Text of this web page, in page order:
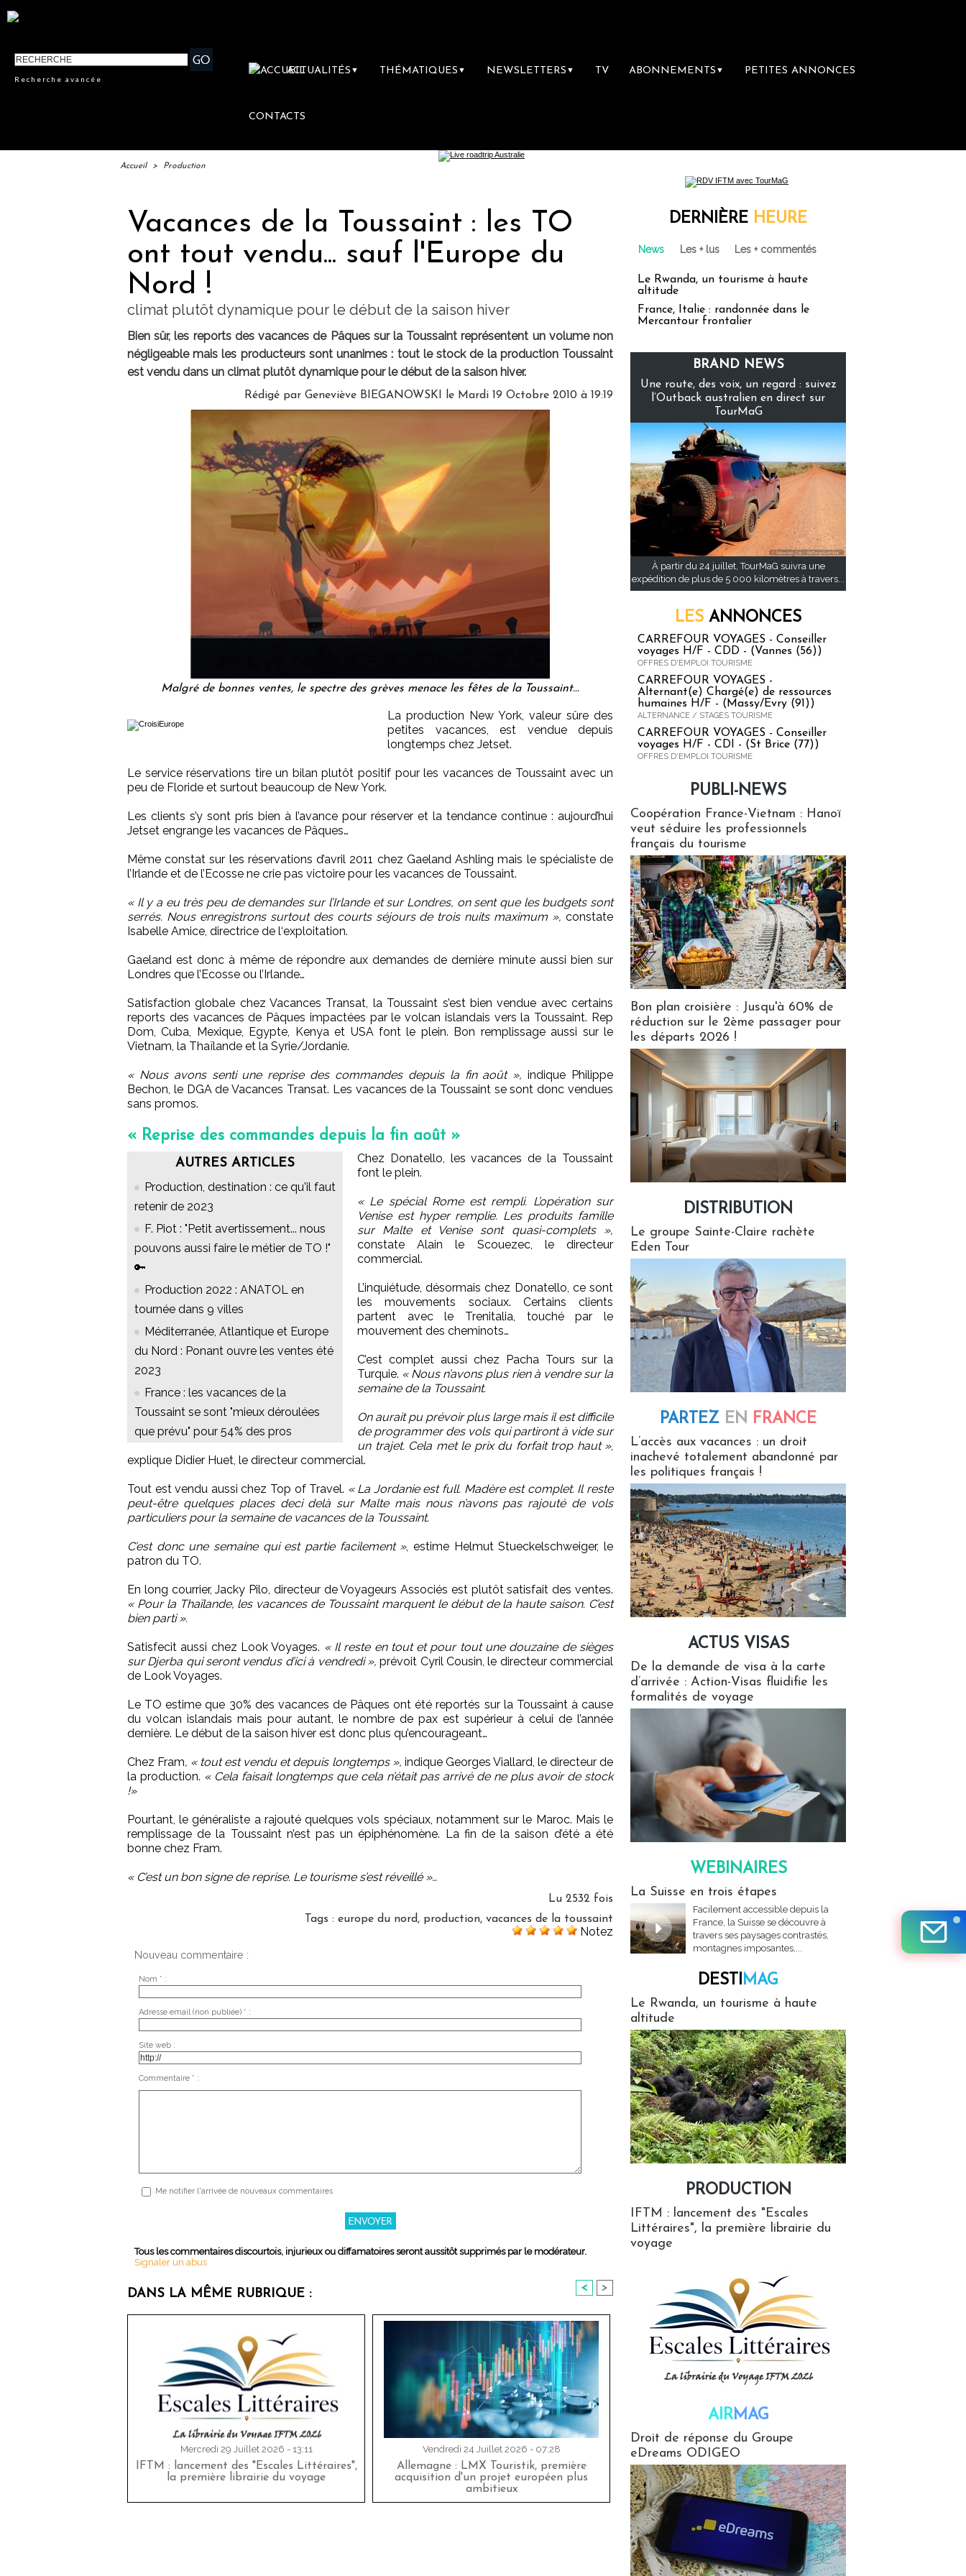
Recherche avancée
ACTUALITÉS ▼ THÉMATIQUES ▼ NEWSLETTERS ▼ TV ABONNEMENTS ▼ PETITES ANNONCES
CONTACTS
Accueil > Production
Vacances de la Toussaint : les TO
ont tout vendu... sauf l'Europe du
Nord !
climat plutôt dynamique pour le début de la saison hiver
Bien sûr, les reports des vacances de Pâques sur la Toussaint représentent un volume non
négligeable mais les producteurs sont unanimes : tout le stock de la production Toussaint
est vendu dans un climat plutôt dynamique pour le début de la saison hiver.
Rédigé par Geneviève BIEGANOWSKI le Mardi 19 Octobre 2010 à 19:19
Malgré de bonnes ventes, le spectre des grèves menace les fêtes de la Toussaint...
La production New York, valeur sûre des
petites vacances, est vendue depuis
longtemps chez Jetset.
Le service réservations tire un bilan plutôt positif pour les vacances de Toussaint avec un
peu de Floride et surtout beaucoup de New York.
Les clients s’y sont pris bien à l’avance pour réserver et la tendance continue : aujourd’hui
Jetset engrange les vacances de Pâques…
Même constat sur les réservations d’avril 2011 chez Gaeland Ashling mais le spécialiste de
l’Irlande et de l’Ecosse ne crie pas victoire pour les vacances de Toussaint.
« Il y a eu très peu de demandes sur l’Irlande et sur Londres, on sent que les budgets sont
serrés. Nous enregistrons surtout des courts séjours de trois nuits maximum », constate
Isabelle Amice, directrice de l‘exploitation.
Gaeland est donc à même de répondre aux demandes de dernière minute aussi bien sur
Londres que l’Ecosse ou l’Irlande…
Satisfaction globale chez Vacances Transat, la Toussaint s’est bien vendue avec certains
reports des vacances de Pâques impactées par le volcan islandais vers la Toussaint. Rep
Dom, Cuba, Mexique, Egypte, Kenya et USA font le plein. Bon remplissage aussi sur le
Vietnam, la Thaïlande et la Syrie/Jordanie.
« Nous avons senti une reprise des commandes depuis la fin août », indique Philippe
Bechon, le DGA de Vacances Transat. Les vacances de la Toussaint se sont donc vendues
sans promos.
« Reprise des commandes depuis la fin août »
AUTRES ARTICLES
Production, destination : ce qu'il faut
retenir de 2023
F. Piot : "Petit avertissement... nous
pouvons aussi faire le métier de TO !"
🔑
Production 2022 : ANATOL en
tournée dans 9 villes
Méditerranée, Atlantique et Europe
du Nord : Ponant ouvre les ventes été
2023
France : les vacances de la
Toussaint se sont "mieux déroulées
que prévu" pour 54% des pros
Chez Donatello, les vacances de la Toussaint
font le plein.
« Le spécial Rome est rempli. L’opération sur
Venise est hyper remplie. Les produits famille
sur Malte et Venise sont quasi-complets »,
constate Alain le Scouezec, le directeur
commercial.
L’inquiétude, désormais chez Donatello, ce sont
les mouvements sociaux. Certains clients
partent avec le Trenitalia, touché par le
mouvement des cheminots…
C’est complet aussi chez Pacha Tours sur la
Turquie. « Nous n’avons plus rien à vendre sur la
semaine de la Toussaint.
On aurait pu prévoir plus large mais il est difficile
de programmer des vols qui partiront à vide sur
un trajet. Cela met le prix du forfait trop haut »,
explique Didier Huet, le directeur commercial.
Tout est vendu aussi chez Top of Travel. « La Jordanie est full. Madère est complet. Il reste
peut-être quelques places deci delà sur Malte mais nous n’avons pas rajouté de vols
particuliers pour la semaine de vacances de la Toussaint.
C’est donc une semaine qui est partie facilement », estime Helmut Stueckelschweiger, le
patron du TO.
En long courrier, Jacky Pilo, directeur de Voyageurs Associés est plutôt satisfait des ventes.
« Pour la Thaïlande, les vacances de Toussaint marquent le début de la haute saison. C’est
bien parti ».
Satisfecit aussi chez Look Voyages. « Il reste en tout et pour tout une douzaine de sièges
sur Djerba qui seront vendus d’ici à vendredi »,prévoit Cyril Cousin, le directeur commercial
de Look Voyages.
Le TO estime que 30% des vacances de Pâques ont été reportés sur la Toussaint à cause
du volcan islandais mais pour autant, le nombre de pax est supérieur à celui de l’année
dernière. Le début de la saison hiver est donc plus qu’encourageant…
Chez Fram, « tout est vendu et depuis longtemps », indique Georges Viallard, le directeur de
la production. « Cela faisait longtemps que cela n’était pas arrivé de ne plus avoir de stock
!»
Pourtant, le généraliste a rajouté quelques vols spéciaux, notamment sur le Maroc. Mais le
remplissage de la Toussaint n’est pas un épiphénomène. La fin de la saison d’été a été
bonne chez Fram.
« C’est un bon signe de reprise. Le tourisme s’est réveillé »…
Lu 2532 fois
Tags : europe du nord, production, vacances de la toussaint
Notez
Nouveau commentaire :
Nom * :
Adresse email (non publiée) * :
Site web :
Commentaire * :
Me notifier l'arrivée de nouveaux commentaires
Tous les commentaires discourtois, injurieux ou diffamatoires seront aussitôt supprimés par le modérateur.
Signaler un abus
DANS LA MÊME RUBRIQUE : < >
Mercredi 29 Juillet 2026 - 13:11
IFTM : lancement des "Escales Littéraires",
la première librairie du voyage
Vendredi 24 Juillet 2026 - 07:28
Allemagne : LMX Touristik, première
acquisition d'un projet européen plus
ambitieux
DERNIÈRE HEURE
News Les + lus Les + commentés
Le Rwanda, un tourisme à haute
altitude
France, Italie : randonnée dans le
Mercantour frontalier
BRAND NEWS
Une route, des voix, un regard : suivez
l’Outback australien en direct sur
TourMaG
À partir du 24 juillet, TourMaG suivra une
expédition de plus de 5 000 kilomètres à travers...
LES ANNONCES
CARREFOUR VOYAGES - Conseiller
voyages H/F - CDD - (Vannes (56))
OFFRES D'EMPLOI TOURISME
CARREFOUR VOYAGES -
Alternant(e) Chargé(e) de ressources
humaines H/F - (Massy/Evry (91))
ALTERNANCE / STAGES TOURISME
CARREFOUR VOYAGES - Conseiller
voyages H/F - CDI - (St Brice (77))
OFFRES D'EMPLOI TOURISME
PUBLI-NEWS
Coopération France-Vietnam : Hanoï
veut séduire les professionnels
français du tourisme
Bon plan croisière : Jusqu'à 60% de
réduction sur le 2ème passager pour
les départs 2026 !
DISTRIBUTION
Le groupe Sainte-Claire rachète
Eden Tour
PARTEZ EN FRANCE
L’accès aux vacances : un droit
inachevé totalement abandonné par
les politiques français !
ACTUS VISAS
De la demande de visa à la carte
d’arrivée : Action-Visas fluidifie les
formalités de voyage
WEBINAIRES
La Suisse en trois étapes
Facilement accessible depuis la
France, la Suisse se découvre à
travers ses paysages contrastés,
montagnes imposantes,...
DESTIMAG
Le Rwanda, un tourisme à haute
altitude
PRODUCTION
IFTM : lancement des "Escales
Littéraires", la première librairie du
voyage
AIRMAG
Droit de réponse du Groupe
eDreams ODIGEO